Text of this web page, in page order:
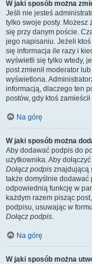
W jaki sposób można
Jeśli nie jesteś
tylko swoje posty.
się przy danym poście.
jego napisaniu. Jeżeli
się informacja ile razy i
wyświetli się tylko wtedy,
post zmienił moderator
wyświetlona.
informacją, dlaczego ten
postów, gdy ktoś
Na górę
W jaki sposób można
Aby dodawać podpis do
użytkownika. Aby
Dołącz podpis znajdującą
także domyślnie dodawać
odpowiednią funkcję w
każdym razem pisząc
podpisu, usuwając w
Dołącz podpis.
Na górę
W jaki sposób można